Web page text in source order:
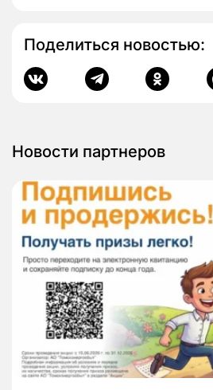
Поделиться новостью:
Новости партнеров